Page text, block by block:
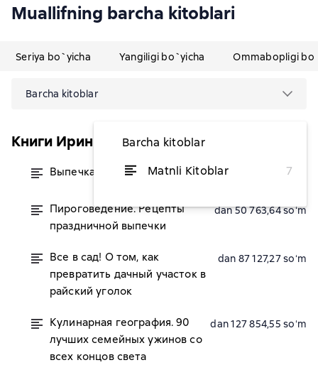
Muallifning barcha kitoblari
Seriya bo`yicha Yangiligi bo`yicha Ommabopligi
Barcha kitoblar
Barcha kitoblar
Matnli Kitoblar
7
Книги Ирины Чадеевой
Выпечка по ГОСТу dan 74 036,36 soʻm
Пироговедение. Рецепты
праздничной выпечки
dan 50 763,64 soʻm
Все в сад! О том, как
превратить дачный участок в
райский уголок
dan 87 127,27 soʻm
Кулинарная география. 90
лучших семейных ужинов со
всех концов света
dan 127 854,55 soʻm